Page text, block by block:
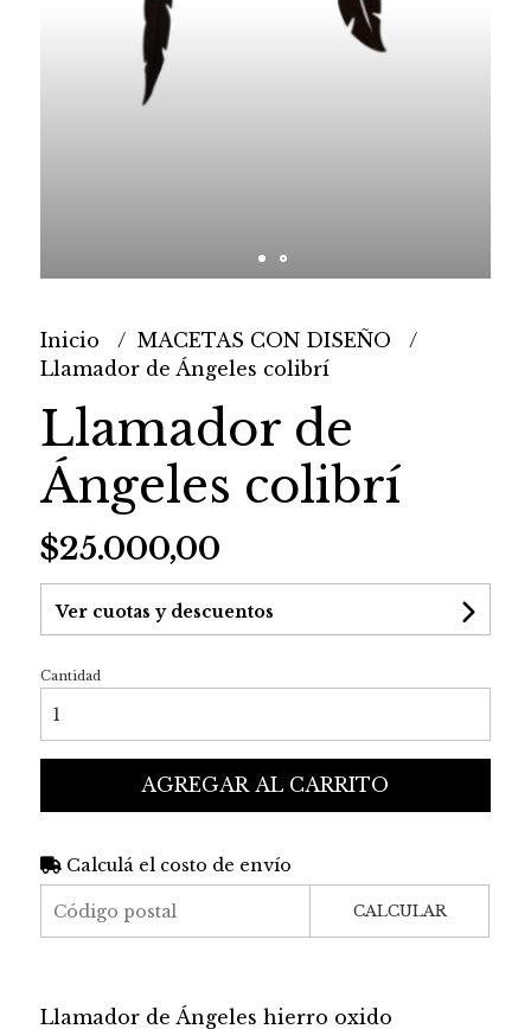
Inicio
MACETAS CON DISEÑO
Llamador de Ángeles colibrí
Llamador de
Ángeles colibrí
$25.000,00
Ver cuotas y descuentos
Cantidad
AGREGAR AL CARRITO
Calculá el costo de envío
CALCULAR
Llamador de Ángeles hierro oxido